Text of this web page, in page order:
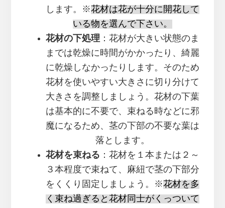
します。※花材は花が十分に開花して
いる物を選んで下さい。
花材の下処理 ：花材が大きい状態のま
までは乾燥に時間がかかったり、綺麗
に乾燥しなかったりします。そのため
花材を使いやすい大きさに切り分けて
大きさを調整しましょう。花材の下葉
は基本的に不要で、束ねる時などに邪
魔になるため、茎の下部の不要な葉は
落とします。
花材を束ねる ：花材を１本または２～
３本程度で束ねて、麻紐で茎の下部分
をくくり固定しましょう。※花材を多
く束ね過ぎると花材同士がくっついて